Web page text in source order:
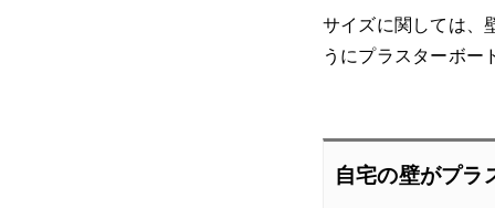
サイズに関しては、
うにプラスターボー
自宅の壁がプラ